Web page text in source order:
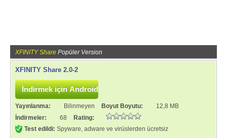
XFINITY Share Popüler Version
XFINITY Share 2.0-2
Yayınlanma: Bilinmeyen Boyut Boyutu:
12,8 MB
İndirmeler:
68
Rating:
Test edildi: Spyware, adware ve virüslerden ücretsiz